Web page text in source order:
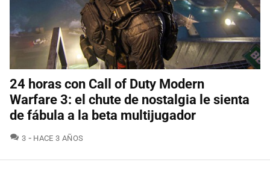
24 horas con Call of Duty Modern
Warfare 3: el chute de nostalgia le sienta
de fábula a la beta multijugador
3 COMENTARIOS
HACE 3 AÑOS